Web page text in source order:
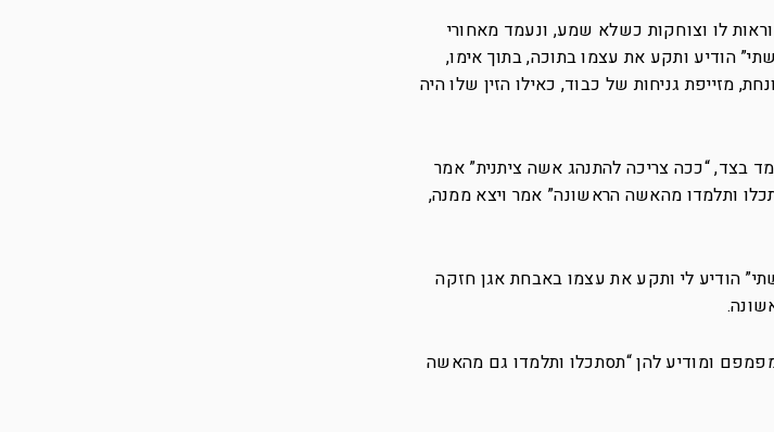
לו וצוחקות כשלא שמע, ונעמד מאחורי
הודיע ותקע את עצמו בתוכה, בתוך אימו,
מזייפת גניחות של כבוד, כאילו הזין שלו היה
בצד, “ככה צריכה להתנהג אשה ציתנית” אמר
ותלמדו מהאשה הראשונה” אמר ויצא ממנה,
הודיע לי ותקע את עצמו באבחת אגן חזקה
ומודיע להן “תסתכלו ותלמדו גם מהאשה